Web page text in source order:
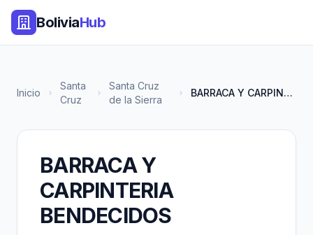
BoliviaHub
Inicio
Santa
Cruz
Santa Cruz
de la Sierra
BARRACA Y CARPINTERIA BENDECID...
BARRACA Y
CARPINTERIA
BENDECIDOS